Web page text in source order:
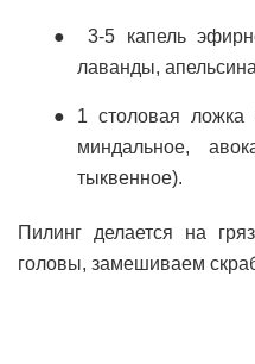
3-5 капель
лаванды,
1 столовая ложка
миндальное,
тыквенное).
Пилинг делается на
головы, замешиваем